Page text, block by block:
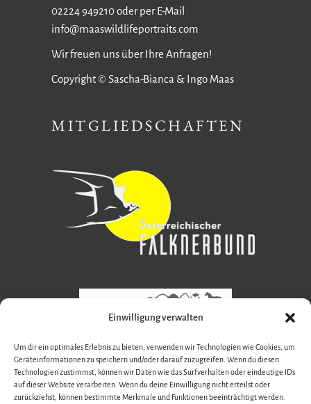
Einwilligung verwalten
Um dir ein optimales Erlebnis zu bieten, verwenden wir Technologien wie Cookies, um
Geräteinformationen zu speichern und/oder darauf zuzugreifen. Wenn du diesen
Technologien zustimmst, können wir Daten wie das Surfverhalten oder eindeutige IDs
auf dieser Website verarbeiten. Wenn du deine Einwilligung nicht erteilst oder
zurückziehst, können bestimmte Merkmale und Funktionen beeinträchtigt werden.
02224 949210 oder per E-Mail
info@maaswildlifeportraits.com
Wir freuen uns über Ihre Anfragen!
Copyright © Sascha-Bianca & Ingo Maas
MITGLIEDSCHAFTEN